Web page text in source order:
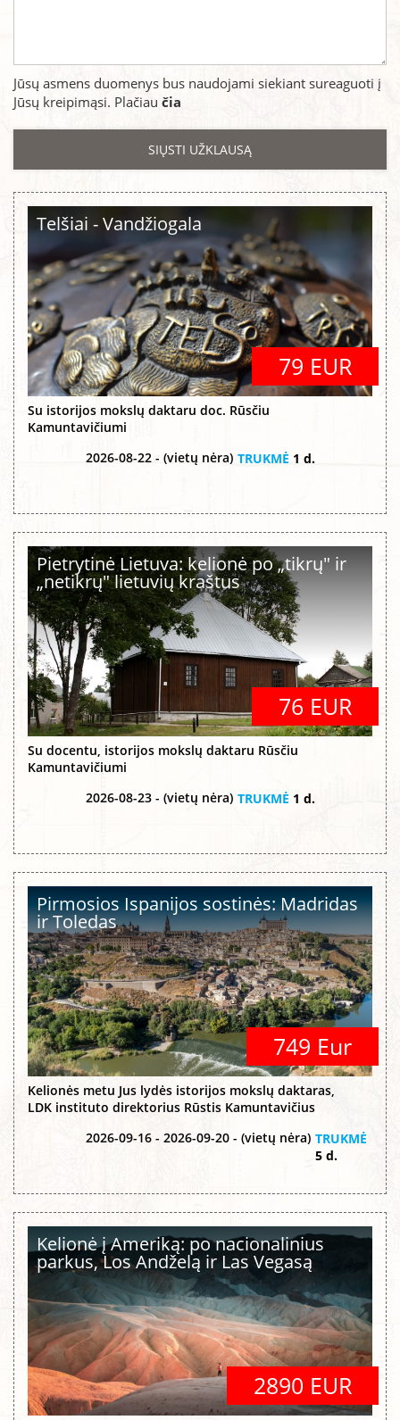
Jūsų asmens duomenys bus naudojami siekiant sureaguoti į
Jūsų kreipimąsi. Plačiau čia
Telšiai - Vandžiogala
79 EUR
Su istorijos mokslų daktaru doc. Rūsčiu
Kamuntavičiumi
2026-08-22 - (vietų nėra) TRUKMĖ 1 d.
Pietrytinė Lietuva: kelionė po „tikrų" ir
„netikrų" lietuvių kraštus
76 EUR
Su docentu, istorijos mokslų daktaru Rūsčiu
Kamuntavičiumi
2026-08-23 - (vietų nėra) TRUKMĖ 1 d.
Pirmosios Ispanijos sostinės: Madridas
ir Toledas
749 Eur
Kelionės metu Jus lydės istorijos mokslų daktaras,
LDK instituto direktorius Rūstis Kamuntavičius
2026-09-16 - 2026-09-20 - (vietų nėra) TRUKMĖ
5 d.
Kelionė į Ameriką: po nacionalinius
parkus, Los Andželą ir Las Vegasą
2890 EUR